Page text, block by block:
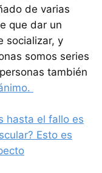
de varias
que dar un
socializar, y
somos series
también
hasta el fallo es
Esto es